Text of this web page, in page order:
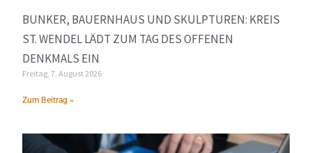
BUNKER, BAUERNHAUS UND SKULPTUREN: KREIS
ST. WENDEL LÄDT ZUM TAG DES OFFENEN
DENKMALS EIN
Freitag, 7. August 2026
Zum Beitrag »